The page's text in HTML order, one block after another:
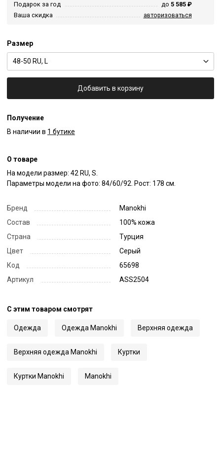
Подарок за год
до 5 585 ₽
Ваша скидка
авторизоваться
Размер
48-50 RU, L
Добавить в корзину
Получение
В наличии в 1 бутике
О товаре
На модели размер: 42 RU, S.
Параметры модели на фото: 84/60/92. Рост: 178 см.
Бренд
Manokhi
Состав
100% кожа
Страна
Турция
Цвет
Серый
Код
65698
Артикул
ASS2504
С этим товаром смотрят
Одежда Одежда Manokhi Верхняя одежда
Верхняя одежда Manokhi Куртки
Куртки Manokhi Manokhi